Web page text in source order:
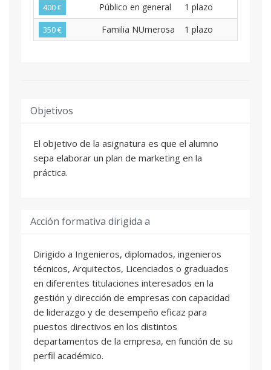
400 € Público en general 1 plazo
350 € Familia NUmerosa 1 plazo
Objetivos
El objetivo de la asignatura es que el alumno
sepa elaborar un plan de marketing en la
práctica.
Acción formativa dirigida a
Dirigido a Ingenieros, diplomados, ingenieros
técnicos, Arquitectos, Licenciados o graduados
en diferentes titulaciones interesados en la
gestión y dirección de empresas con capacidad
de liderazgo y de desempeño eficaz para
puestos directivos en los distintos
departamentos de la empresa, en función de su
perfil académico.